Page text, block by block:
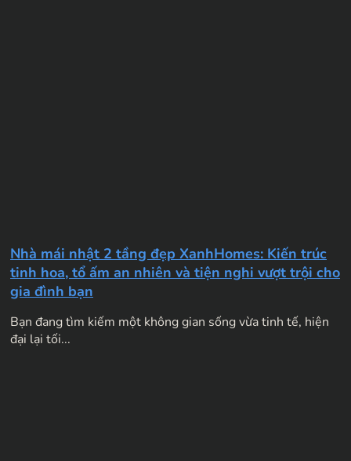
Nhà mái nhật 2 tầng đẹp XanhHomes: Kiến trúc
tinh hoa, tổ ấm an nhiên và tiện nghi vượt trội cho
gia đình bạn
Bạn đang tìm kiếm một không gian sống vừa tinh tế, hiện
đại lại tối...